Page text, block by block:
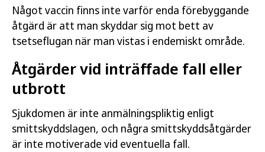
Något vaccin finns inte varför enda förebyggande
åtgärd är att man skyddar sig mot bett av
tsetseflugan när man vistas i endemiskt område.
Åtgärder vid inträffade fall eller
utbrott
Sjukdomen är inte anmälningspliktig enligt
smittskyddslagen, och några smittskyddsåtgärder
är inte motiverade vid eventuella fall.